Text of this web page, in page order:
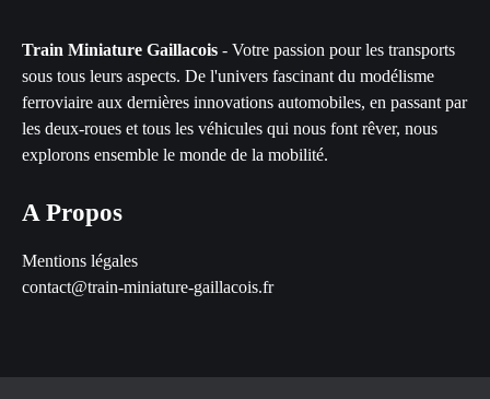
Train Miniature Gaillacois - Votre passion pour les transports
sous tous leurs aspects. De l'univers fascinant du modélisme
ferroviaire aux dernières innovations automobiles, en passant par
les deux-roues et tous les véhicules qui nous font rêver, nous
explorons ensemble le monde de la mobilité.
A Propos
Mentions légales
contact@train-miniature-gaillacois.fr